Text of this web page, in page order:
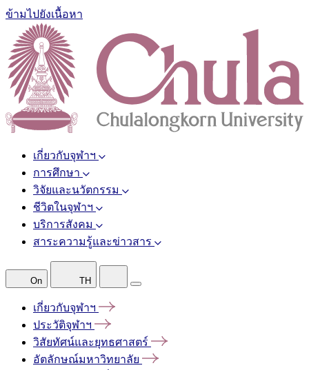
ข้ามไปยังเนื้อหา
เกี่ยวกับจุฬาฯ
การศึกษา
วิจัยและนวัตกรรม
ชีวิตในจุฬาฯ
บริการสังคม
สาระความรู้และข่าวสาร
On TH
เกี่ยวกับจุฬาฯ
ประวัติจุฬาฯ
วิสัยทัศน์และยุทธศาสตร์
อัตลักษณ์มหาวิทยาลัย